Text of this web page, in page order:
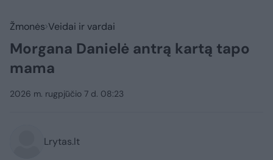
Žmonės Veidai ir vardai
Morgana Danielė antrą kartą tapo
mama
2026 m. rugpjūčio 7 d. 08:23
Lrytas.lt